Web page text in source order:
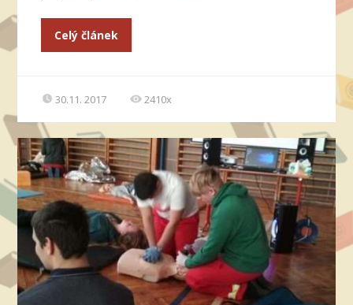
Celý článek
30.11. 2017 2410x